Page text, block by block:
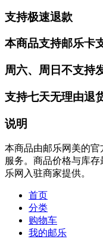
支持极速退款
本商品支持邮乐卡
周六、周日不支持
支持七天无理由退
说明
本商品由邮乐网美的
服务。商品价格与库
乐网入驻商家提供。
首页
分类
购物车
我的邮乐